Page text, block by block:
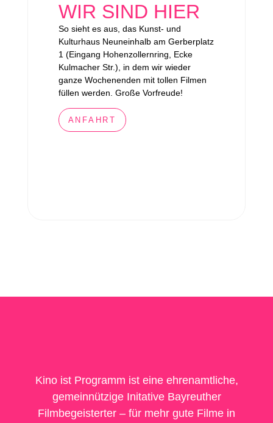
WIR SIND HIER
So sieht es aus, das Kunst- und
Kulturhaus Neuneinhalb am Gerberplatz
1 (Eingang Hohenzollernring, Ecke
Kulmacher Str.), in dem wir wieder
ganze Wochenenden mit tollen Filmen
füllen werden. Große Vorfreude!
ANFAHRT
Kino ist Programm ist eine ehrenamtliche,
gemeinnützige Initative Bayreuther
Filmbegeisterter – für mehr gute Filme in